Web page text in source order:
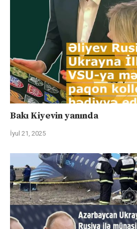
Bakı Kiyevin yanında
İyul 21, 2025